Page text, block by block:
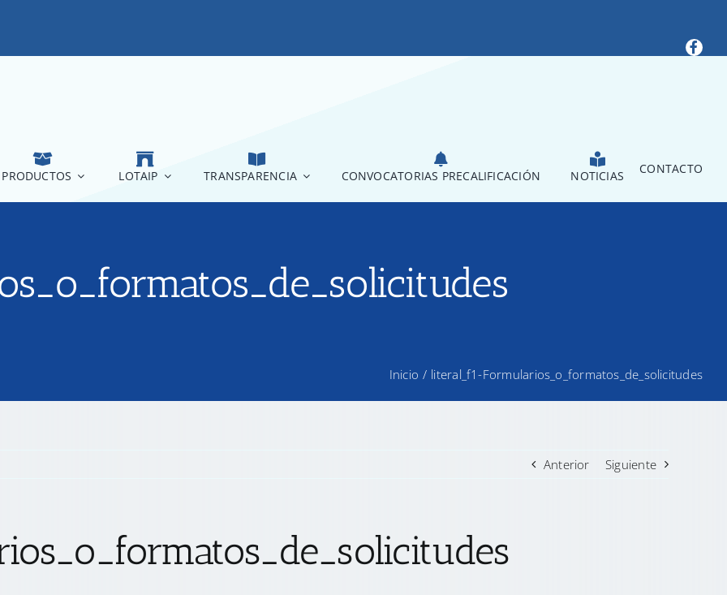
PRODUCTOS LOTAIP TRANSPARENCIA CONVOCATORIAS PRECALIFICACIÓN NOTICIAS CONTACTO
Inicio / literal_f1-Formularios_o_formatos_de_solicitudes
Anterior Siguiente